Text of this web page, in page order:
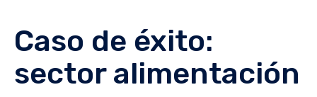
Caso de éxito:
sector alimentación